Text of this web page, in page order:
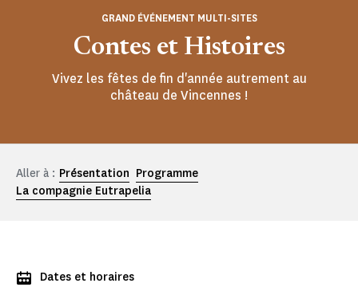
Contes et Histoires
GRAND ÉVÉNEMENT MULTI-SITES
Vivez les fêtes de fin d'année autrement au
château de Vincennes !
Aller à : Présentation Programme
La compagnie Eutrapelia
Dates et horaires